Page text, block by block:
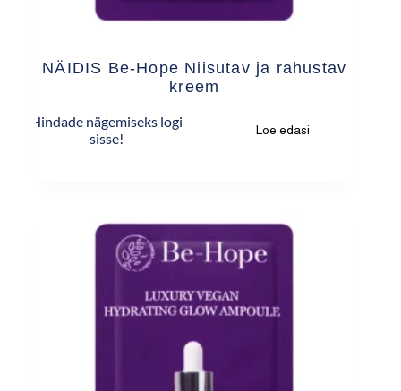
NÄIDIS Be-Hope Niisutav ja rahustav
kreem
Hindade nägemiseks logi
sisse!
Loe edasi